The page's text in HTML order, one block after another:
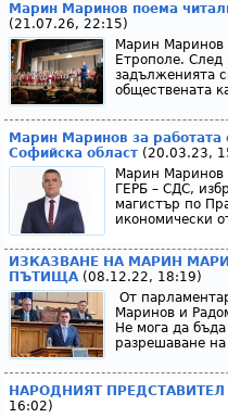
Марин Маринов поема
(21.07.26, 22:15)
Марин Маринов
Етрополе. След
задълженията
обществената
Марин Маринов за
Софийска област(20.03.23,
Марин Маринов
ГЕРБ – СДС,
магистър по
икономически
ИЗКАЗВАНЕ НА МАРИН
ПЪТИЩА(08.12.22, 18:19)
От
Маринов и
Не мога да
разрешаване
НАРОДНИЯТ
16:02)